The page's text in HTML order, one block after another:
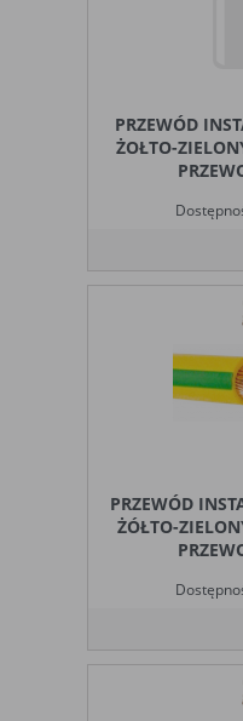
PRZEWÓD
ŻOŁTO-
PRZEWÓD
ŻÓŁTO-